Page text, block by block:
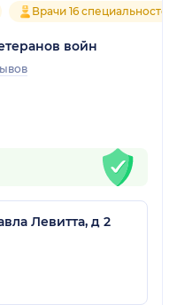
Врачи 16 специальностей
войн
Левитта, д 2